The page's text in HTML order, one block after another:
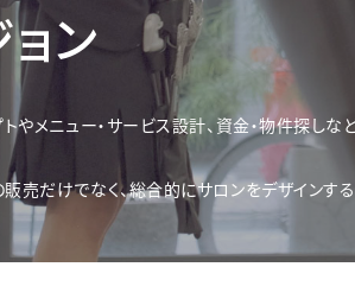
ン
トやメニュー・サービス設計、資金・物件探
だけでなく、総合的にサロンをデザインする